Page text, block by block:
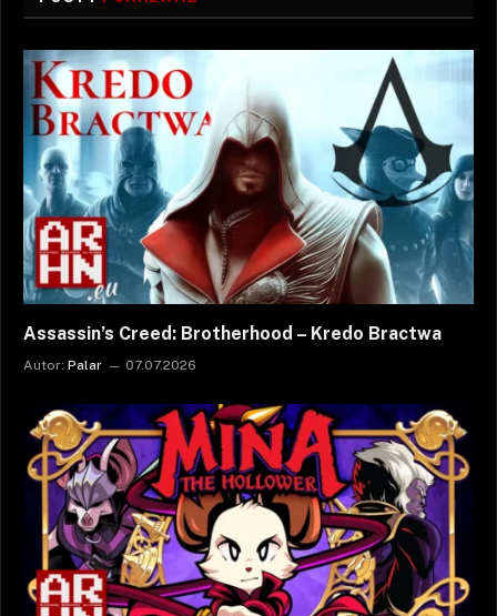
Assassin’s Creed: Brotherhood – Kredo Bractwa
Autor: Palar 07.07.2026